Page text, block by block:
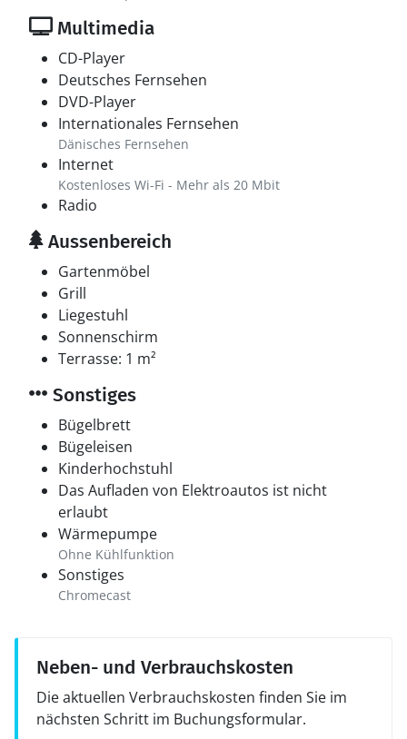
Multimedia
CD-Player
Deutsches Fernsehen
DVD-Player
Internationales Fernsehen
Dänisches Fernsehen
Internet
Kostenloses Wi-Fi - Mehr als 20 Mbit
Radio
Aussenbereich
Gartenmöbel
Grill
Liegestuhl
Sonnenschirm
Terrasse: 1 m²
Sonstiges
Bügelbrett
Bügeleisen
Kinderhochstuhl
Das Aufladen von Elektroautos ist nicht
erlaubt
Wärmepumpe
Ohne Kühlfunktion
Sonstiges
Chromecast
Neben- und Verbrauchskosten
Die aktuellen Verbrauchskosten finden Sie im
nächsten Schritt im Buchungsformular.